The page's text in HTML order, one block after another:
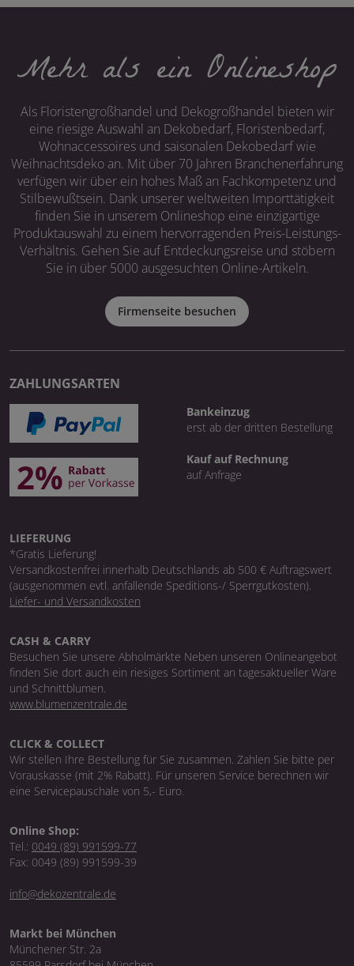
Mehr als ein Onlineshop
Als Floristengroßhandel und Dekogroßhandel bieten wir
eine riesige Auswahl an Dekobedarf, Floristenbedarf,
Wohnaccessoires und saisonalen Dekobedarf wie
Weihnachtsdeko an. Mit über 70 Jahren Branchenerfahrung
verfügen wir über ein hohes Maß an Fachkompetenz und
Stilbewußtsein. Dank unserer weltweiten Importtätigkeit
finden Sie in unserem Onlineshop eine einzigartige
Produktauswahl zu einem hervorragenden Preis-Leistungs-
Verhältnis. Gehen Sie auf Entdeckungsreise und stöbern
Sie in über 5000 ausgesuchten Online-Artikeln.
Firmenseite besuchen
ZAHLUNGSARTEN
Bankeinzug
erst ab der dritten Bestellung
Kauf auf Rechnung
auf Anfrage
LIEFERUNG
*Gratis Lieferung!
Versandkostenfrei innerhalb Deutschlands ab 500 € Auftragswert
(ausgenommen evtl. anfallende Speditions-/ Sperrgutkosten).
Liefer- und Versandkosten
CASH & CARRY
Besuchen Sie unsere Abholmärkte Neben unseren Onlineangebot
finden Sie dort auch ein riesiges Sortiment an tagesaktueller Ware
und Schnittblumen.
www.blumenzentrale.de
CLICK & COLLECT
Wir stellen Ihre Bestellung für Sie zusammen. Zahlen Sie bitte per
Vorauskasse (mit 2% Rabatt). Für unseren Service berechnen wir
eine Servicepauschale von 5,- Euro.
Online Shop:
Tel.: 0049 (89) 991599-77
Fax: 0049 (89) 991599-39
info@dekozentrale.de
Markt bei München
Münchener Str. 2a